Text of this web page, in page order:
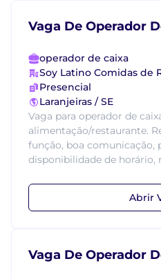
Vaga De Operador
operador de caixa
Soy Latino Comidas de
Presencial
Laranjeiras / SE
Vaga para operador de
alimentação/restaurante.
função, boa comunicação,
disponibilidade de horário,
Abrir
Vaga De Operador